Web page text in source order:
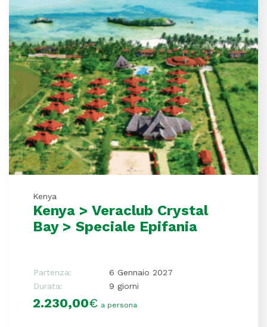
Kenya
Kenya > Veraclub Crystal
Bay > Speciale Epifania
Partenza:
6 Gennaio 2027
Durata:
9 giorni
2.230,00€ a persona